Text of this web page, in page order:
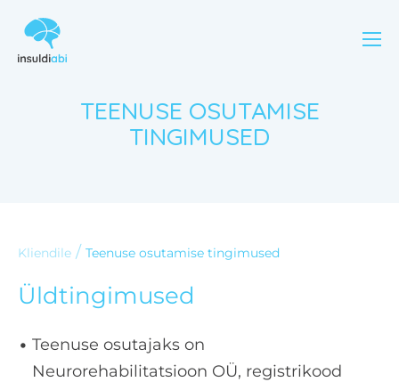
TEENUSE OSUTAMISE
TINGIMUSED
Kliendile / Teenuse osutamise tingimused
Üldtingimused
Teenuse osutajaks on
Neurorehabilitatsioon OÜ, registrikood